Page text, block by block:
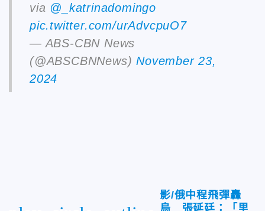
via @_katrinadomingo
pic.twitter.com/urAdvcpuO7
— ABS-CBN News
(@ABSCBNNews)November 23,
2024
影/俄中程飛彈轟
烏 張延廷：「里